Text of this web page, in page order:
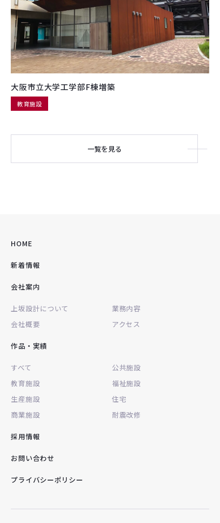
大阪市立大学工学部F棟増築
教育施設
一覧を見る
HOME
新着情報
会社案内
上坂設計について
業務内容
会社概要
アクセス
作品・実績
すべて
公共施設
教育施設
福祉施設
生産施設
住宅
商業施設
耐震改修
採用情報
お問い合わせ
プライバシーポリシー